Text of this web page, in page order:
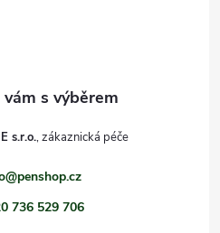
s.r.o.
@penshop.cz
736 529 706